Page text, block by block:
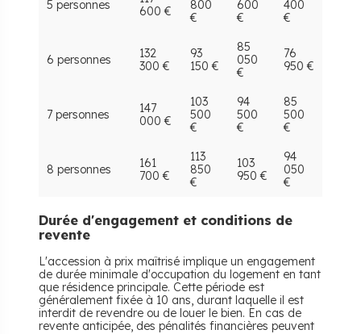
5 personnes
600 €
800
€
600
€
400
€
6 personnes
132
300 €
93
150 €
85
050
€
76
950 €
7 personnes
147
000 €
103
500
€
94
500
€
85
500
€
8 personnes
161
700 €
113
850
€
103
950 €
94
050
€
Durée d'engagement et conditions de
revente
L'accession à prix maîtrisé implique un engagement
de durée minimale d'occupation du logement en tant
que résidence principale. Cette période est
généralement fixée à 10 ans, durant laquelle il est
interdit de revendre ou de louer le bien. En cas de
revente anticipée, des pénalités financières peuvent